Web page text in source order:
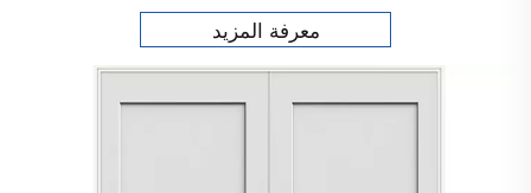
معرفة المزيد